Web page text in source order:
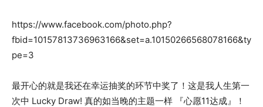
https://www.facebook.com/photo.php?
fbid=10157813736963166&set=a.10150266568078166&ty
pe=3
最开心的就是我还在幸运抽奖的环节中奖了！这是我人生第一
次中 Lucky Draw! 真的如当晚的主题一样 『心愿11达成』！